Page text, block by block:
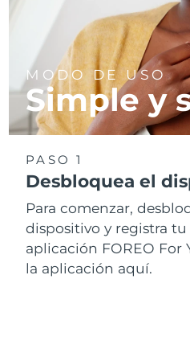
MODO DE USO
Simple y
PASO 1
Desbloquea el
Para comenzar,
dispositivo y registra
aplicación FOREO For
la aplicación aquí.